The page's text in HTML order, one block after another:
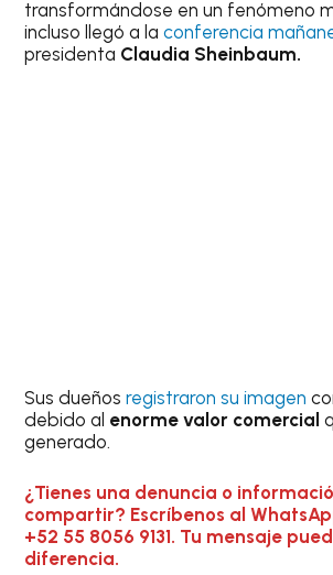
transformándose en un fenómeno
incluso llegó a laconferencia
presidenta Claudia Sheinbaum.
Sus dueñosregistraron su imagen
debido al enorme valor comercial
generado.
¿Tienes una denuncia o
compartir? Escríbenos al
+52 55 8056 9131. Tu mensaje
diferencia.